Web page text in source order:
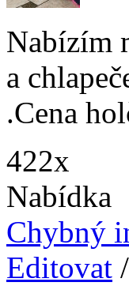
Nabízím
a
.Cena
422x
Nabídka
Chybný
Editovat /